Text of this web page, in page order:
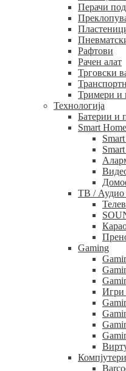
Перачи
Рафтови
Рачен алат
Трговски
Тримери и
Технологија
Батерии и
Smart Home
ТВ / Аудио
Gaming
Игри